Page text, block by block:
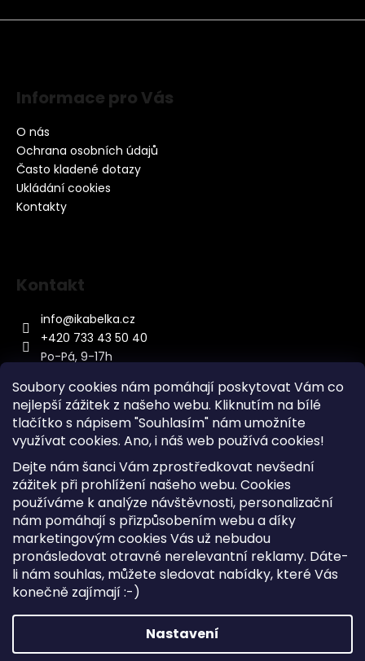
Soubory cookies nám pomáhají poskytovat Vám co
nejlepší zážitek z našeho webu. Kliknutím na bílé
tlačítko s nápisem "Souhlasím" nám umožníte
využívat cookies. Ano, i náš web používá cookies!
Dejte nám šanci Vám zprostředkovat nevšední
zážitek při prohlížení našeho webu. Cookies
používáme k analýze návštěvnosti, personalizační
nám pomáhají s přizpůsobením webu a díky
marketingovým cookies Vás už nebudou
pronásledovat otravné nerelevantní reklamy. Dáte-
li nám souhlas, můžete sledovat nabídky, které Vás
konečně zajímají :-)
Nastavení
Informace pro Vás
O nás
Ochrana osobních údajů
Často kladené dotazy
Ukládání cookies
Kontakty
Kontakt
info@ikabelka.cz
+420 733 43 50 40
Po-Pá, 9-17h
Kontakt
Sitemap
Doprava a Platba
Reklamace Zboží
Obchodní podmínky
iKabelka.cz. Všechna práva vyhrazena.
Upravit nastavení cookies